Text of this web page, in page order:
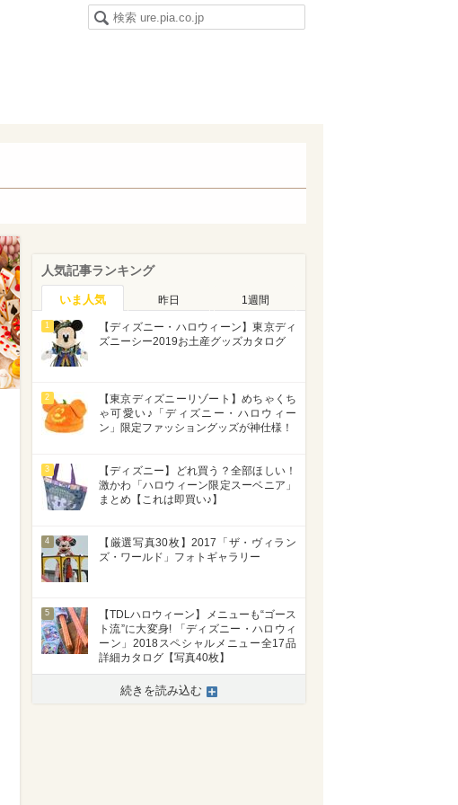
人気記事ランキング
いま人気 昨日 1週間
1
【ディズニー・ハロウィーン】東京ディ
ズニーシー2019お土産グッズカタログ
2
【東京ディズニーリゾート】めちゃくち
ゃ可愛い♪「ディズニー・ハロウィー
ン」限定ファッショングッズが神仕様！
3
【ディズニー】どれ買う？全部ほしい！
激かわ「ハロウィーン限定スーベニア」
まとめ【これは即買い♪】
4
【厳選写真30枚】2017「ザ・ヴィラン
ズ・ワールド」フォトギャラリー
5
【TDLハロウィーン】メニューも“ゴース
ト流”に大変身! 「ディズニー・ハロウィ
ーン」2018スペシャルメニュー全17品
詳細カタログ【写真40枚】
続きを読み込む